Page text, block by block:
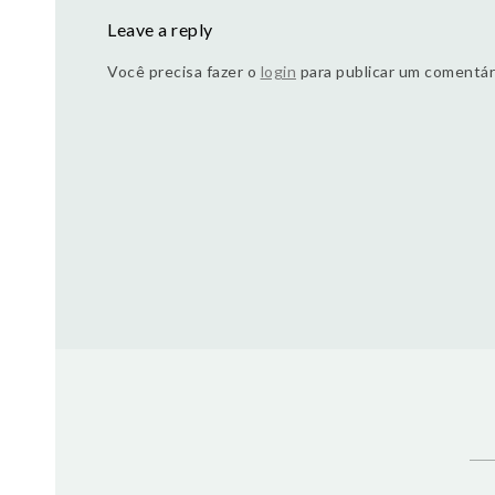
Leave a reply
Você precisa fazer o login para publicar um